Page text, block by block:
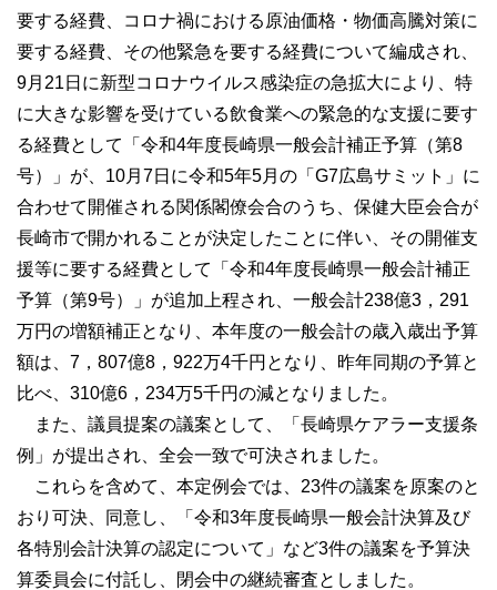
県庁舎（県議会棟）へのアクセス
政務活動費
ご意見・ご要望
県議会の役割と審議
県議会の役割と権限
県議会のしくみと議案の流れ
委員会の概要
県議会のうつりかわり
県議会の取組
議員研修会
閉（休）会中の活動
長崎県立大学との連携事業
要する経費、コロナ禍における原油価格・物価高騰対策に
要する経費、その他緊急を要する経費について編成され、
9月21日に新型コロナウイルス感染症の急拡大により、特
に大きな影響を受けている飲食業への緊急的な支援に要す
る経費として「令和4年度長崎県一般会計補正予算（第8
号）」が、10月7日に令和5年5月の「G7広島サミット」に
合わせて開催される関係閣僚会合のうち、保健大臣会合が
長崎市で開かれることが決定したことに伴い、その開催支
援等に要する経費として「令和4年度長崎県一般会計補正
予算（第9号）」が追加上程され、一般会計238億3，291
万円の増額補正となり、本年度の一般会計の歳入歳出予算
額は、7，807億8，922万4千円となり、昨年同期の予算と
比べ、310億6，234万5千円の減となりました。
また、議員提案の議案として、「長崎県ケアラー支援条
例」が提出され、全会一致で可決されました。
これらを含めて、本定例会では、23件の議案を原案のと
おり可決、同意し、「令和3年度長崎県一般会計決算及び
各特別会計決算の認定について」など3件の議案を予算決
算委員会に付託し、閉会中の継続審査としました。